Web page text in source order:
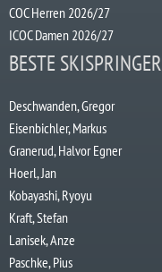
COC Herren 2026/27
ICOC Damen 2026/27
BESTE SKISPRINGER
Deschwanden, Gregor
Eisenbichler, Markus
Granerud, Halvor Egner
Hoerl, Jan
Kobayashi, Ryoyu
Kraft, Stefan
Lanisek, Anze
Paschke, Pius